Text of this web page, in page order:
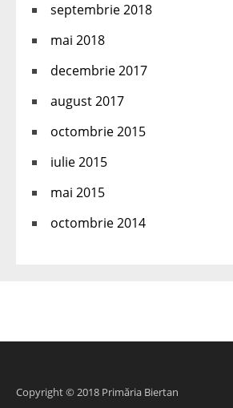
septembrie 2018
mai 2018
decembrie 2017
august 2017
octombrie 2015
iulie 2015
mai 2015
octombrie 2014
Copyright © 2018 Primăria Biertan